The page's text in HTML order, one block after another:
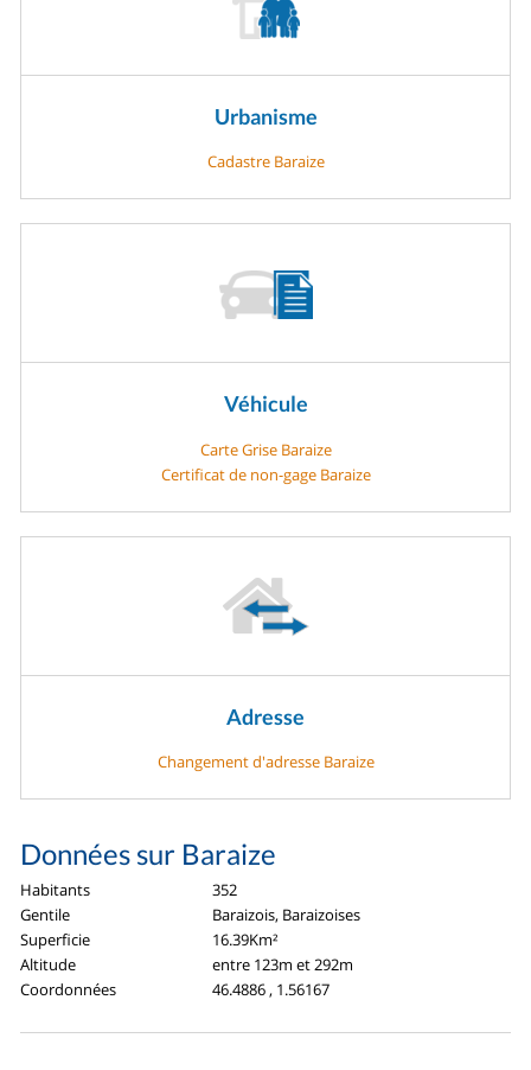
Urbanisme
Cadastre Baraize
Véhicule
Carte Grise Baraize
Certificat de non-gage Baraize
Adresse
Changement d'adresse Baraize
Données sur Baraize
Habitants
352
Gentile
Baraizois, Baraizoises
Superficie
16.39Km²
Altitude
entre 123m et 292m
Coordonnées
46.4886 , 1.56167